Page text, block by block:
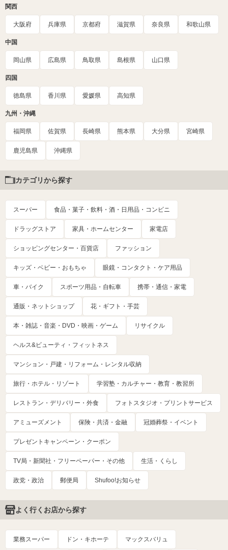
関西
大阪府 兵庫県 京都府 滋賀県 奈良県 和歌山県
中国
岡山県 広島県 鳥取県 島根県 山口県
四国
徳島県 香川県 愛媛県 高知県
九州・沖縄
福岡県 佐賀県 長崎県 熊本県 大分県 宮崎県
鹿児島県 沖縄県
カテゴリから探す
スーパー 食品・菓子・飲料・酒・日用品・コンビニ
ドラッグストア 家具・ホームセンター 家電店
ショッピングセンター・百貨店 ファッション
キッズ・ベビー・おもちゃ 眼鏡・コンタクト・ケア用品
車・バイク スポーツ用品・自転車 携帯・通信・家電
通販・ネットショップ 花・ギフト・手芸
本・雑誌・音楽・DVD・映画・ゲーム リサイクル
ヘルス&ビューティ・フィットネス
マンション・戸建・リフォーム・レンタル収納
旅行・ホテル・リゾート 学習塾・カルチャー・教育・教習所
レストラン・デリバリー・外食 フォトスタジオ・プリントサービス
アミューズメント 保険・共済・金融 冠婚葬祭・イベント
プレゼントキャンペーン・クーポン
TV局・新聞社・フリーペーパー・その他 生活・くらし
政党・政治 郵便局 Shufoo!お知らせ
よく行くお店から探す
業務スーパー ドン・キホーテ マックスバリュ